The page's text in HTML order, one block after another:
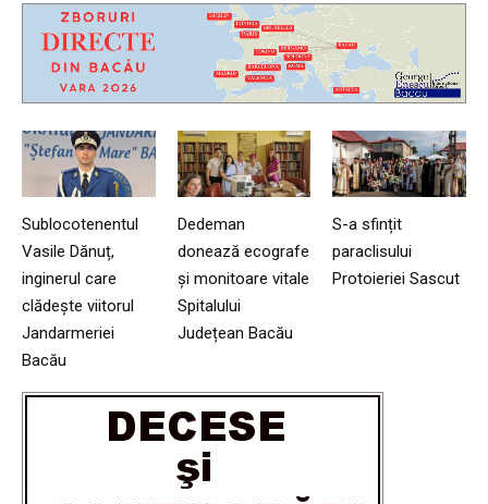
Sublocotenentul
Vasile Dănuț,
inginerul care
clădește viitorul
Jandarmeriei
Bacău
Dedeman
donează ecografe
și monitoare vitale
Spitalului
Județean Bacău
S-a sfințit
paraclisului
Protoieriei Sascut